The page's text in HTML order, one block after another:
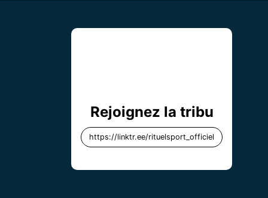
Rejoignez la tribu
https://linktr.ee/rituelsport_officiel